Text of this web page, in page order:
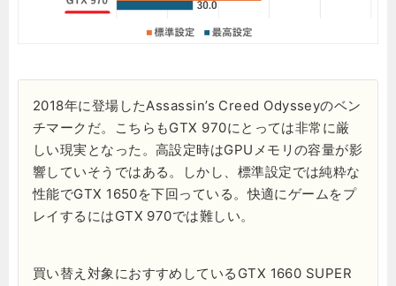
2018年に登場したAssassin’s Creed Odysseyのベン
チマークだ。こちらもGTX 970にとっては非常に厳
しい現実となった。高設定時はGPUメモリの容量が影
響していそうではある。しかし、標準設定では純粋な
性能でGTX 1650を下回っている。快適にゲームをプ
レイするにはGTX 970では難しい。
買い替え対象におすすめしているGTX 1660 SUPER